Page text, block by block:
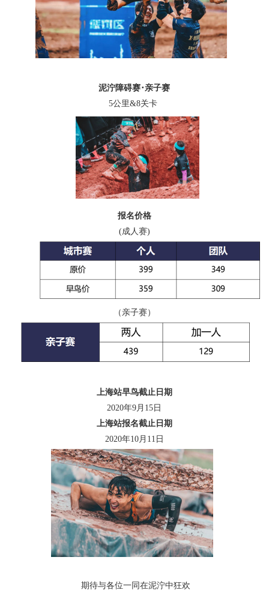
泥泞障碍赛･亲子赛
5公里&8关卡
报名价格
(成人赛)
（亲子赛）
上海站早鸟截止日期
2020年9月15日
上海站报名截止日期
2020年10月11日
期待与各位一同在泥泞中狂欢